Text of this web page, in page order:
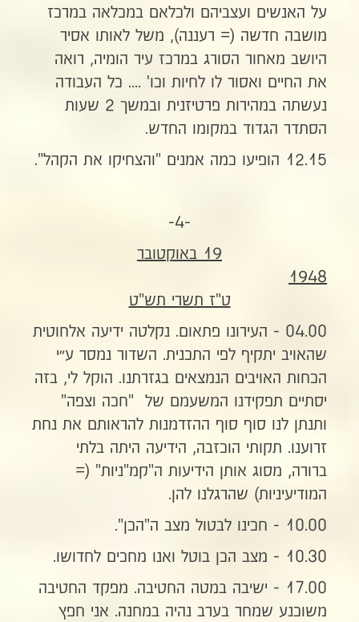
על האנשים ועצביהם ולכלאם במכלאה במרכז
מושבה חדשה (= רעננה), משל לאותו אסיר
היושב מאחור הסורג במרכז עיר הומיה, רואה
את החיים ואסור לו לחיות וכו' .... כל העבודה
נעשתה במהירות פרטיזנית ובמשך 2 שעות
הסתדר הגדוד במקומו החדש.
12.15 הופיעו כמה אמנים "והצחיקו את הקהל".
-4-
19 באוקטובר
1948
ט"ז תשרי תש"ט
04.00 - העירונו פתאום. נקלטה ידיעה אלחוטית
שהאויב יתקיף לפי התכנית. השדור נמסר ע״י
הכחות האויבים הנמצאים בגזרתנו. הוקל לי, בזה
יסתיים תפקידנו המשעמם של "חכה וצפה"
ותנתן לנו סוף סוף ההזדמנות להראותם את נחת
זרוענו. תקותי הוכזבה, הידיעה היתה בלתי
ברורה, מסוג אותן הידיעות ה"קמ"ניות" (=
המודיעיניות) שהרגלנו להן.
10.00 - חכינו לבטול מצב ה"הכן".
10.30 - מצב הכן בוטל ואנו מחכים לחדושו.
17.00 - ישיבה במטה החטיבה. מפקד החטיבה
משוכנע שמחר בערב נהיה במחנה. אני חפץ